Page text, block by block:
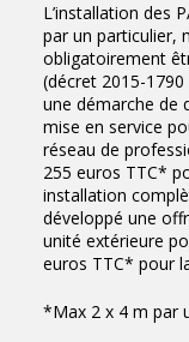
L’installation des
par un particulier,
obligatoirement
(décret 2015-
une démarche de
mise en service
réseau de
255 euros TTC*
installation
développé une
unité extérieure
euros TTC* pour
*Max 2 x 4 m par